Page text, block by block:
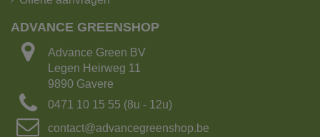
De kipoplegger heeft het grootste laadvermogen!
Laadvermogen: 25 ton of 15m³ grond
Aantal Big bags: 15
Lengte: 16.5 m
Breedte: 2.70m
ADVANCE GREENSHOP
Advance Green BV
Legen Heirweg 11
9890 Gavere
0471 10 15 55 (8u - 12u)
contact@advancegreenshop.be